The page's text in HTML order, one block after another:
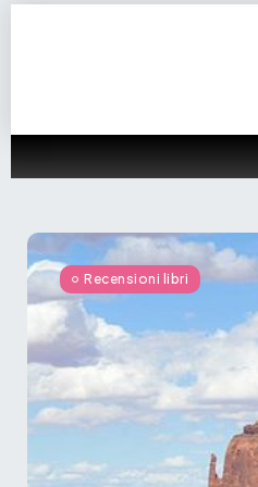
Recensioni libri